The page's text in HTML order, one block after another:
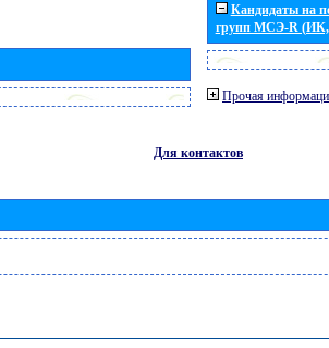
Кандидаты на
групп МСЭ-R
Прочая
Для контактов